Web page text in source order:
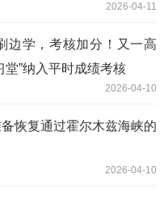
2026-04-11
边学，考核加分！又一高
堂”纳入平时成绩考核
2026-04-10
恢复通过霍尔木兹海峡的
2026-04-10